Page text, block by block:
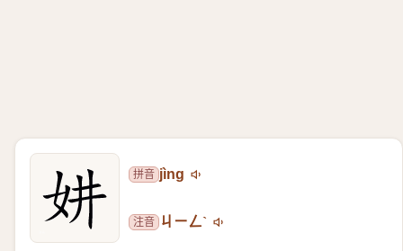
拼音 jìng
注音 ㄐㄧㄥˋ